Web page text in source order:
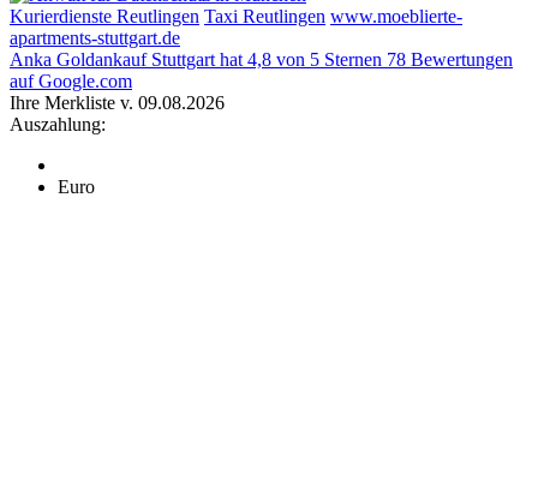
Kurierdienste Reutlingen Taxi Reutlingen www.moeblierte-
apartments-stuttgart.de
Anka Goldankauf Stuttgart hat 4,8 von 5 Sternen 78 Bewertungen
auf Google.com
Ihre Merkliste v. 09.08.2026
Auszahlung:
Euro